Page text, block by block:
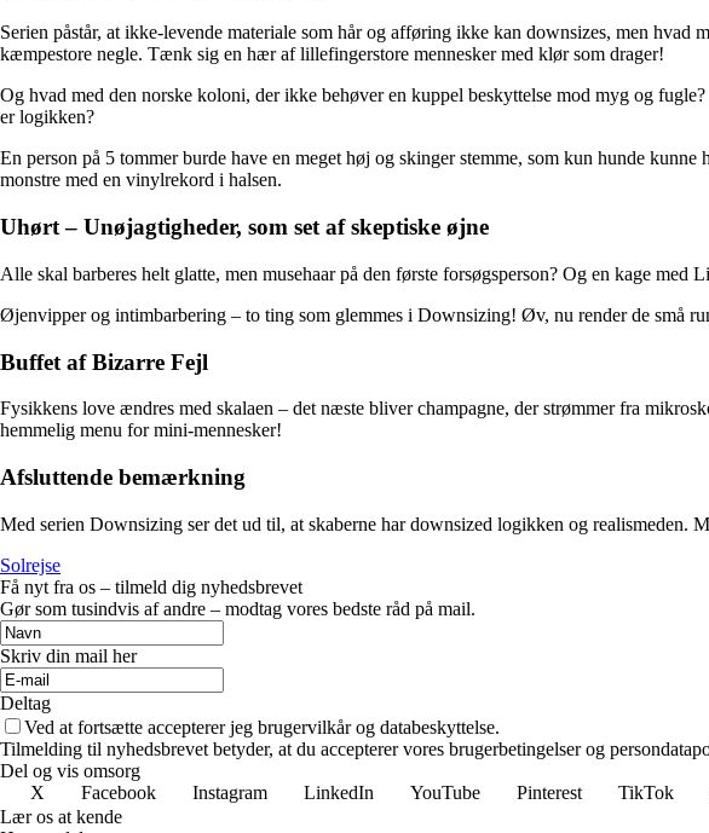
Serien påstår, at ikke-levende materiale som hår og afføring ikke kan downsizes, men hvad
kæmpestore negle. Tænk sig en hær af lillefingerstore mennesker med klør som drager!
Og hvad med den norske koloni, der ikke behøver en kuppel beskyttelse mod myg og
er logikken?
En person på 5 tommer burde have en meget høj og skinger stemme, som kun hunde
monstre med en vinylrekord i halsen.
Uhørt – Unøjagtigheder, som set af skeptiske øjne
Alle skal barberes helt glatte, men musehaar på den første forsøgsperson? Og en kage
Øjenvipper og intimbarbering – to ting som glemmes i Downsizing! Øv, nu render de små
Buffet af Bizarre Fejl
Fysikkens love ændres med skalaen – det næste bliver champagne, der strømmer fra
hemmelig menu for mini-mennesker!
Afsluttende bemærkning
Med serien Downsizing ser det ud til, at skaberne har downsized logikken og realismeden.
Solrejse
Få nyt fra os – tilmeld dig nyhedsbrevet
Gør som tusindvis af andre – modtag vores bedste råd på mail.
Skriv din mail her
Deltag
Ved at fortsætte accepterer jeg brugervilkår og databeskyttelse.
Tilmelding til nyhedsbrevet betyder, at du accepterer vores brugerbetingelser og
Del og vis omsorg
X
Facebook Instagram LinkedIn YouTube Pinterest TikTok
Lær os at kende